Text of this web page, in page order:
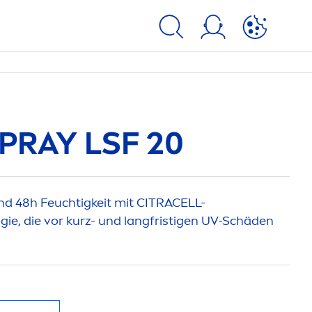
LSF 20
48h Feuchtigkeit mit CITRACELL-
die vor kurz- und langfristigen UV-Schäden